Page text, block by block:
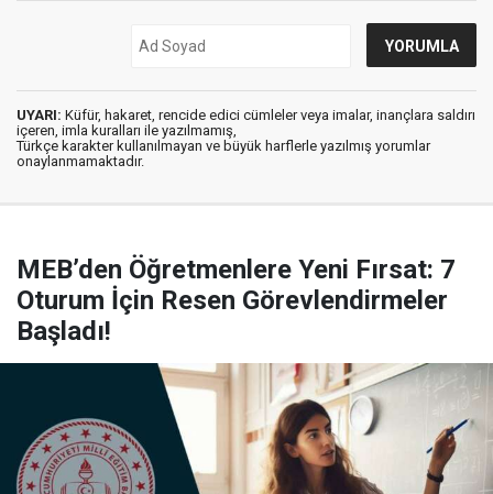
UYARI: Küfür, hakaret, rencide edici cümleler veya imalar, inançlara saldırı
içeren, imla kuralları ile yazılmamış,
Türkçe karakter kullanılmayan ve büyük harflerle yazılmış yorumlar
onaylanmamaktadır.
MEB’den Öğretmenlere Yeni Fırsat: 7
Oturum İçin Resen Görevlendirmeler
Başladı!